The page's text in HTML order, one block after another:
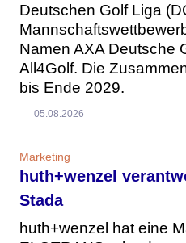
Deutschen Golf Liga
Namen AXA Deutsche
All4Golf. Die
bis Ende 2029.
05.08.2026
Marketing
huth+wenzel
Stada
huth+wenzel hat eine